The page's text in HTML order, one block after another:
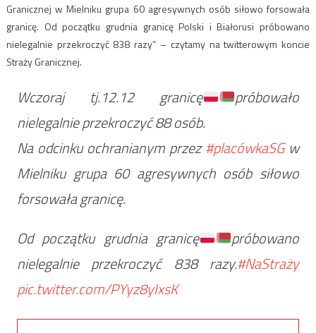
Granicznej w Mielniku grupa 60 agresywnych osób siłowo forsowała
granicę. Od początku grudnia granicę Polski i Białorusi próbowano
nielegalnie przekroczyć 838 razy” – czytamy na twitterowym koncie
Straży Granicznej.
Wczoraj tj.12.12 granicę
próbowało
nielegalnie przekroczyć 88 osób.
Na odcinku ochranianym przez#placówkaSGw
Mielniku grupa 60 agresywnych osób siłowo
forsowała granicę.
Od początku grudnia granicę
próbowano
nielegalnie przekroczyć 838 razy.#NaStraży
pic.twitter.com/PYyz8yIxsK